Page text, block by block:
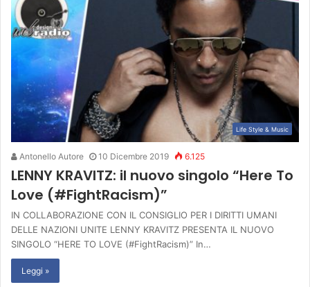
Life Style & Music
Antonello Autore 10 Dicembre 2019 6.125
LENNY KRAVITZ: il nuovo singolo “Here To
Love (#FightRacism)”
IN COLLABORAZIONE CON IL CONSIGLIO PER I DIRITTI UMANI
DELLE NAZIONI UNITE LENNY KRAVITZ PRESENTA IL NUOVO
SINGOLO “HERE TO LOVE (#FightRacism)” In…
Leggi »